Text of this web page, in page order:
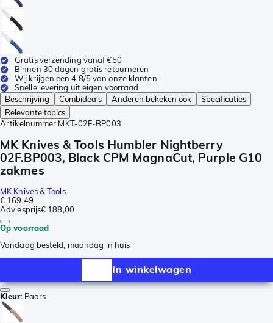
Gratis verzending vanaf €50
Binnen 30 dagen gratis retourneren
Wij krijgen een 4,8/5 van onze klanten
Snelle levering uit eigen voorraad
Beschrijving
Combideals Anderen bekeken ook
Specificaties
Relevante topics
Artikelnummer MKT-02F-BP003
MK Knives & Tools Humbler Nightberry
02F.BP003, Black CPM MagnaCut, Purple G10
zakmes
MK Knives & Tools
€ 169,49
Adviesprijs€ 188,00
Op voorraad
Vandaag besteld, maandag in huis
In winkelwagen
Kleur: Paars